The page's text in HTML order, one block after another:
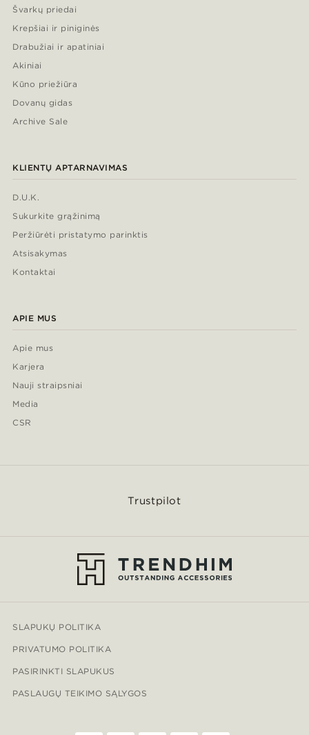
Švarkų priedai
Krepšiai ir piniginės
Drabužiai ir apatiniai
Akiniai
Kūno priežiūra
Dovanų gidas
Archive Sale
KLIENTŲ APTARNAVIMAS
D.U.K.
Sukurkite grąžinimą
Peržiūrėti pristatymo parinktis
Atsisakymas
Kontaktai
APIE MUS
Apie mus
Karjera
Nauji straipsniai
Media
CSR
Trustpilot
SLAPUKŲ POLITIKA
PRIVATUMO POLITIKA
PASIRINKTI SLAPUKUS
PASLAUGŲ TEIKIMO SĄLYGOS